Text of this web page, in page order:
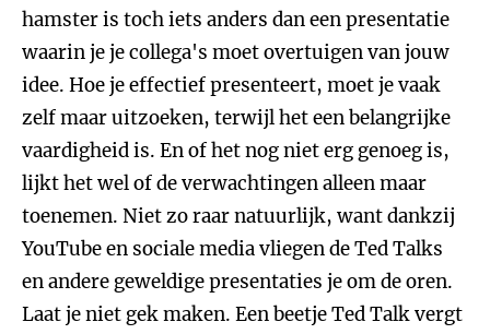
hamster is toch iets anders dan een presentatie
waarin je je collega's moet overtuigen van jouw
idee. Hoe je effectief presenteert, moet je vaak
zelf maar uitzoeken, terwijl het een belangrijke
vaardigheid is. En of het nog niet erg genoeg is,
lijkt het wel of de verwachtingen alleen maar
toenemen. Niet zo raar natuurlijk, want dankzij
YouTube en sociale media vliegen de Ted Talks
en andere geweldige presentaties je om de oren.
Laat je niet gek maken. Een beetje Ted Talk vergt